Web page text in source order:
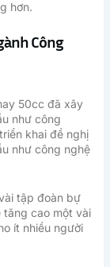
hơn.
Công
50cc đã xây
như công
khai đề nghị
như công nghệ
tập đoàn bự
tăng cao một vài
ít nhiều người